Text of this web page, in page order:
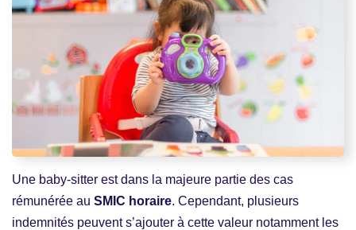
Une baby-sitter est dans la majeure partie des cas
rémunérée au SMIC horaire. Cependant, plusieurs
indemnités peuvent s’ajouter à cette valeur notamment les